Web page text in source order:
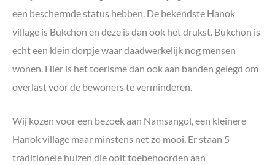
een beschermde status hebben. De bekendste Hanok
village is Bukchon en deze is dan ook het drukst. Bukchon is
echt een klein dorpje waar daadwerkelijk nog mensen
wonen. Hier is het toerisme dan ook aan banden gelegd om
overlast voor de bewoners te verminderen.
Wij kozen voor een bezoek aan Namsangol, een kleinere
Hanok village maar minstens net zo mooi. Er staan 5
traditionele huizen die ooit toebehoorden aan